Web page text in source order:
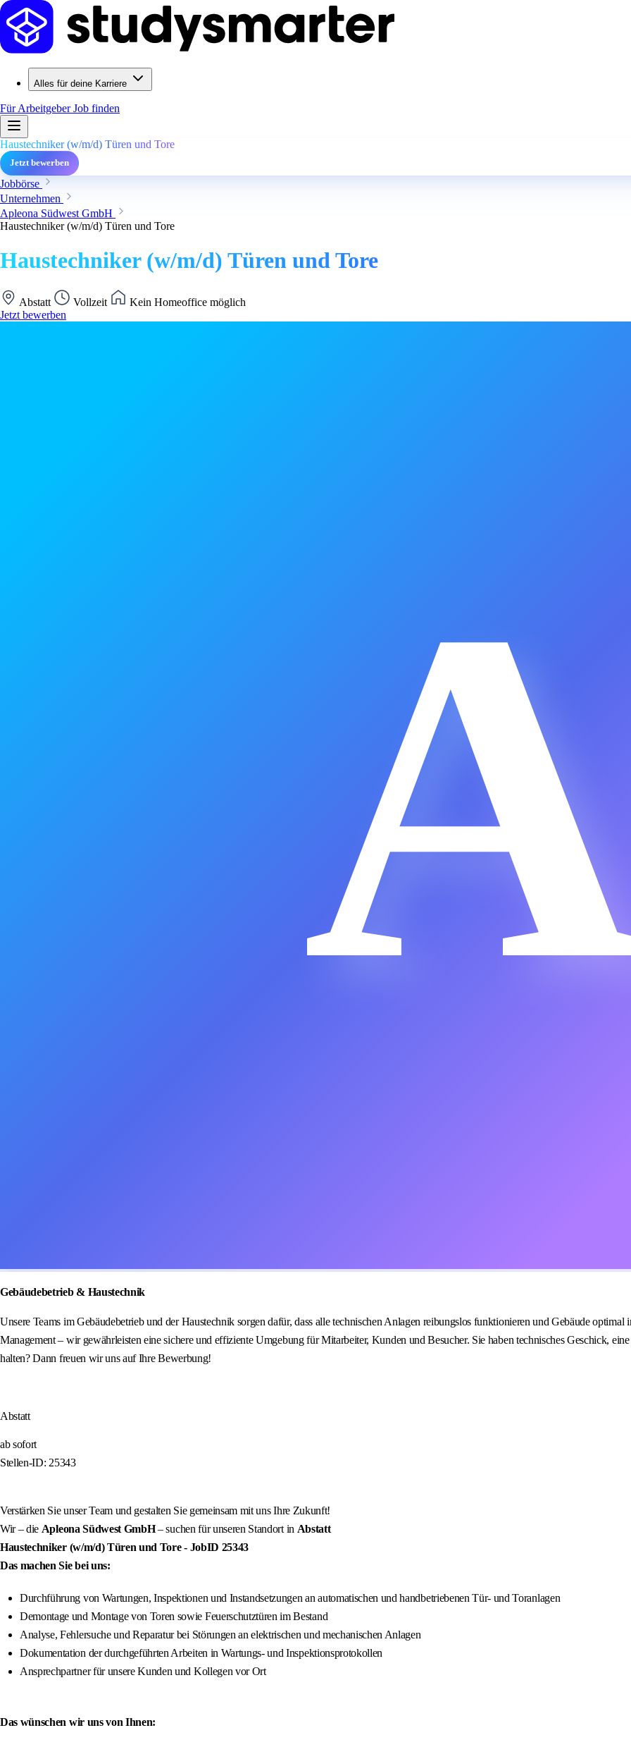
Alles für deine Karriere
Für ArbeitgeberJob finden
Haustechniker (w/m/d) Türen und Tore
Jetzt bewerben
Jobbörse
Unternehmen
Apleona Südwest GmbH
Haustechniker (w/m/d) Türen und Tore
Haustechniker (w/m/d) Türen und Tore
Abstatt Vollzeit
Kein Homeoffice möglich
Jetzt bewerben
Gebäudebetrieb & Haustechnik
Unsere Teams im Gebäudebetrieb und der Haustechnik sorgen dafür, dass alle technischen Anlagen reibungslos funktionieren und Gebäude
Management – wir gewährleisten eine sichere und effiziente Umgebung für Mitarbeiter, Kunden und Besucher. Sie haben technisches Geschick,
halten? Dann freuen wir uns auf Ihre Bewerbung!
Abstatt
ab sofort
Stellen-ID: 25343
Verstärken Sie unser Team und gestalten Sie gemeinsam mit uns Ihre Zukunft!
Wir – die Apleona Südwest GmbH– suchen für unseren Standort in Abstatt
Haustechniker (w/m/d) Türen und Tore- JobID 25343
Das machen Sie bei uns:
Durchführung von Wartungen, Inspektionen und Instandsetzungen an automatischen und handbetriebenen Tür- und Toranlagen
Demontage und Montage von Toren sowie Feuerschutztüren im Bestand
Analyse, Fehlersuche und Reparatur bei Störungen an elektrischen und mechanischen Anlagen
Dokumentation der durchgeführten Arbeiten in Wartungs- und Inspektionsprotokollen
Ansprechpartner für unsere Kunden und Kollegen vor Ort
Das wünschen wir uns von Ihnen: